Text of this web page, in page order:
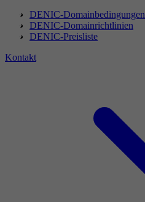
DENIC-Domainbedingungen
DENIC-Domainrichtlinien
DENIC-Preisliste
Kontakt